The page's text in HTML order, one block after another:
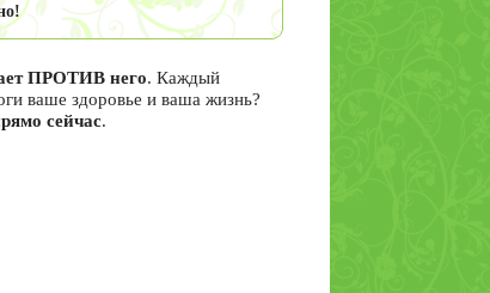
ПРОТИВ него. Каждый
ваше здоровье и ваша жизнь?
сейчас.